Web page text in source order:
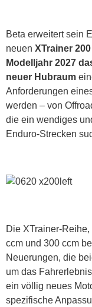
Beta erweitert sein
neuen XTrainer
Modelljahr 2027
neuer Hubraum
Anforderungen
werden – von
die ein wendiges
Enduro-Strecken
Die XTrainer-
ccm und 300 ccm
Neuerungen, die
um das
ein völlig neues
spezifische